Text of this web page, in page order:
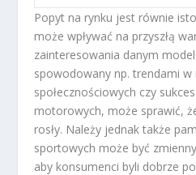
Popyt na rynku jest równie
może wpływać na przyszłą
zainteresowania danym
spowodowany np. trendami w
społecznościowych czy
motorowych, może sprawić,
rosły. Należy jednak także
sportowych może być
aby konsumenci byli dobrze